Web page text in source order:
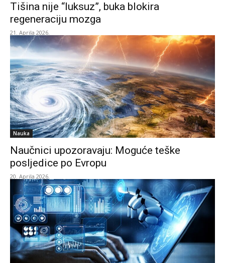
Tišina nije “luksuz”, buka blokira
regeneraciju mozga
21. Aprila 2026.
Nauka
Naučnici upozoravaju: Moguće teške
posljedice po Evropu
20. Aprila 2026.